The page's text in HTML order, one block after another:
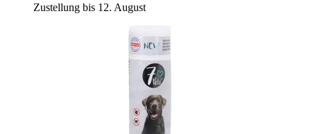
Zustellung bis 12. August